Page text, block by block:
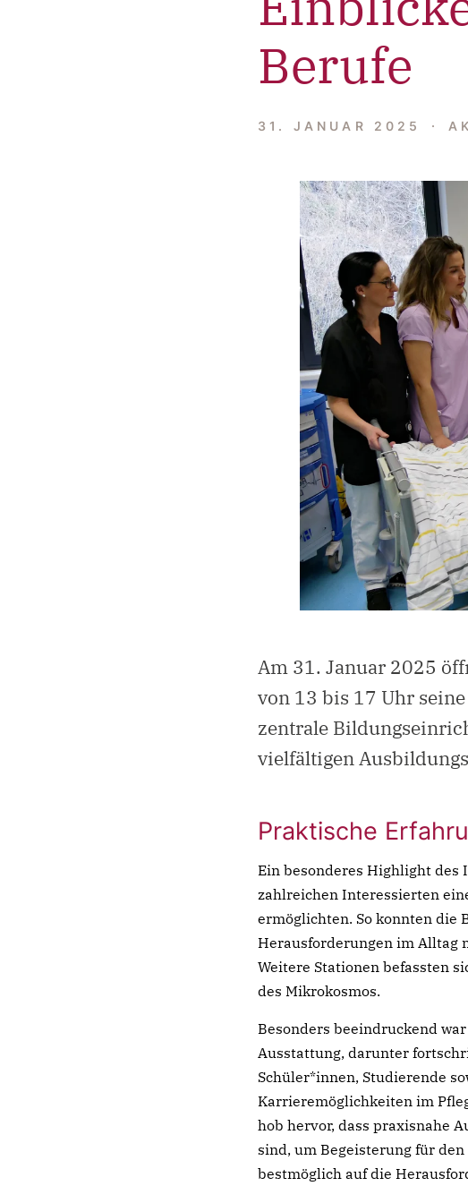
Berufe
31. JANUAR 2025
Am 31. Januar 2025
von 13 bis 17 Uhr
zentrale
vielfältigen
Praktische
Ein besonderes Highlight
zahlreichen Interessierten
ermöglichten. So konnten die
Herausforderungen im Alltag
Weitere Stationen befassten
des Mikrokosmos.
Besonders beeindruckend
Ausstattung, darunter
Schüler*innen, Studierende
Karrieremöglichkeiten im
hob hervor, dass praxisnahe
sind, um Begeisterung für
bestmöglich auf die